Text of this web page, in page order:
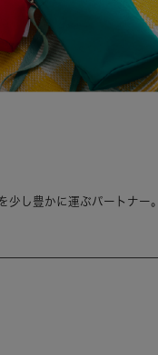
し豊かに運ぶパートナー。